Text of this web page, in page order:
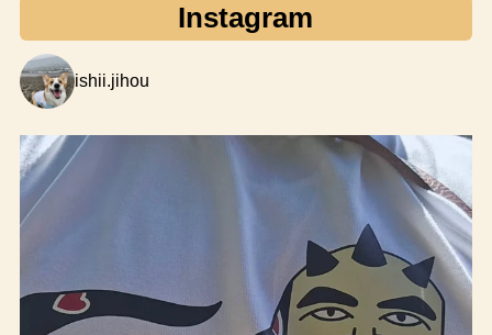
Instagram
ishii.jihou